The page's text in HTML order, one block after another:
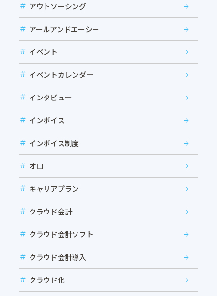
アウトソーシング
アールアンドエーシー
イベント
イベントカレンダー
インタビュー
インボイス
インボイス制度
オロ
キャリアプラン
クラウド会計
クラウド会計ソフト
クラウド会計導入
クラウド化